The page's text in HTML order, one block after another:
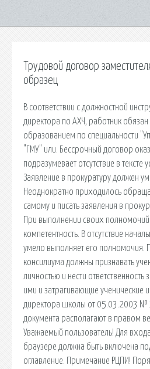
Трудовой договор
образец
В соответствии с должностной
директора по АХЧ, работник
образованием по специальности
"ГМУ" или. Бессрочный договор
подразумевает отсутствие в тексте
Заявление в прокуратуру должен
Неоднократно приходилось
самому и писать заявления в
При выполнении своих
компетентность. В отсутствие
умело выполняет его полномочия.
консилиума должны признавать
личностью и нести
ими и затрагивающие ученические
директора школы от 05.03.2003 №
документа располагают в правом
Уважаемый пользователь! Для
браузере должна быть включена
оглавление. Примечание РЦПИ!